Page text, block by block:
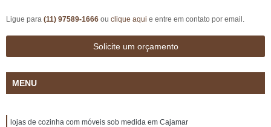
Ligue para (11) 97589-1666 ou clique aqui e entre em contato por email.
Solicite um orçamento
MENU
lojas de cozinha com móveis sob medida em Cajamar